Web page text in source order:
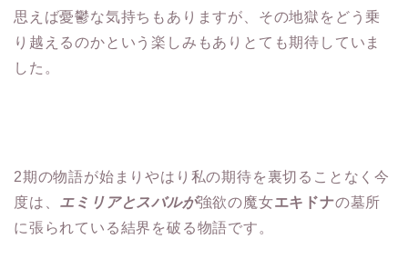
思えば憂鬱な気持ちもありますが、その地獄をどう乗
り越えるのかという楽しみもありとても期待していま
した。
2期の物語が始まりやはり私の期待を裏切ることなく今
度は、 エミリアとスバルが強欲の魔女エキドナの墓所
に張られている結界を破る物語です。